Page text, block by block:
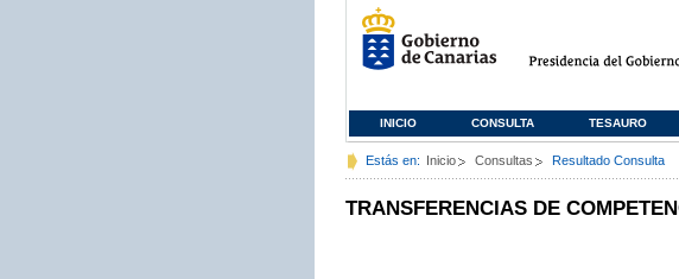
INICIO CONSULTA TESAURO
Estás en: Inicio Consultas Resultado Consulta
TRANSFERENCIAS DE